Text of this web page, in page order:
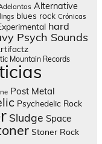
Alternative
blues rock Crónicas
hard
Psych Sounds
Mountain Records
Post Metal
Psychedelic Rock
Sludge Space
Stoner Rock